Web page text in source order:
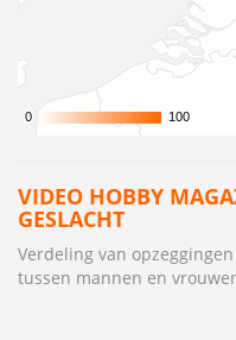
0
0 100
100
VIDEO HOBBY
GESLACHT
Verdeling van
tussen mannen en